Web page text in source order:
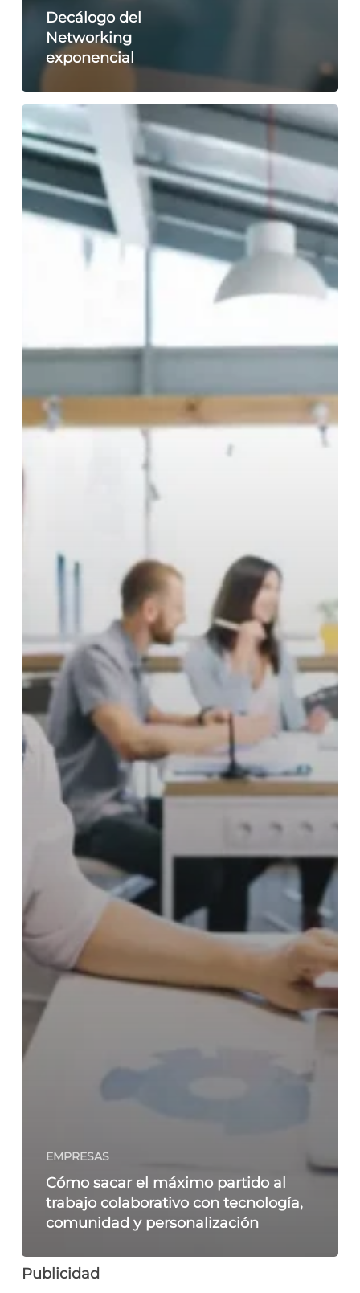
Decálogo del
Networking
exponencial
EMPRESAS
Cómo sacar el máximo partido al
trabajo colaborativo con tecnología,
comunidad y personalización
Publicidad